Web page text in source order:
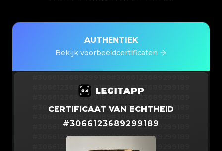
AUTHENTIEK
Bekijk voorbeeldcertificaten
#3066123689299189#3066123689299189
#3066123689299189#3066123689299189
#3066123689299189#3066123689299189
#3066123689299189#3066123689299189
#3066123689299189#3066123689299189
CERTIFICAAT VAN ECHTHEID
#3066123689299189